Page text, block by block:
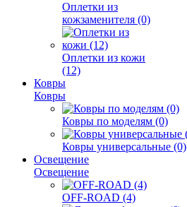
Оплетки из
кожзаменителя (0)
Оплетки из кожи
(12)
Ковры
Ковры
Ковры по моделям (0)
Ковры универсальные (0)
Освещение
Освещение
OFF-ROAD (4)